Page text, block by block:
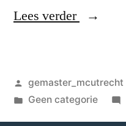
Lees verder
gemaster_mcutrecht
Geen categorie